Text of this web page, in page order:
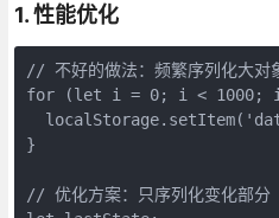
1. 性能优化
// 不好的做法：频繁序列化大对
for (let i = 0; i < 1000;
}
// 优化方案：只序列化变化部分